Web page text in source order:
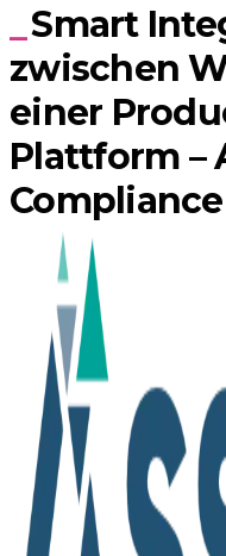
Smart
zwischen
einer
Plattform –